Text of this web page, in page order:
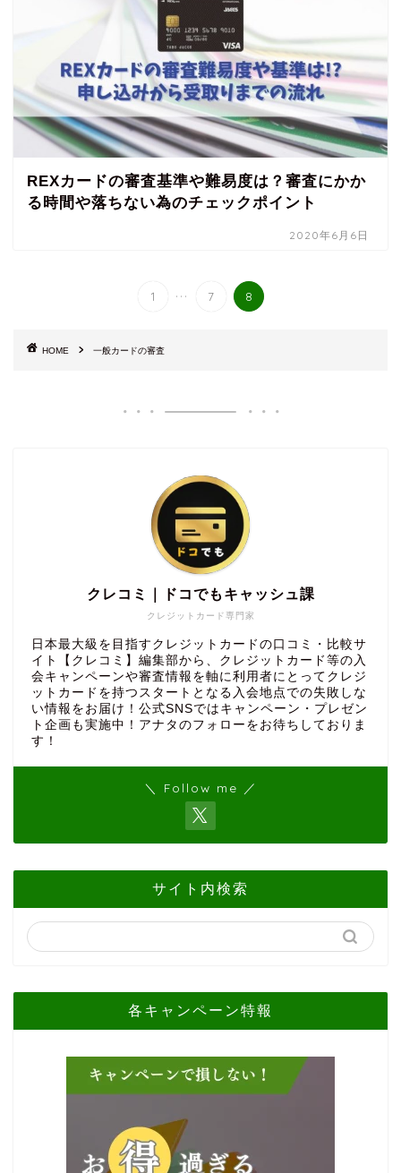
REXカードの審査基準や難易度は？審査にかか
る時間や落ちない為のチェックポイント
2020年6月6日
1 ... 7 8
HOME 一般カードの審査
クレジットカード専門家
クレコミ｜ドコでもキャッシュ課
日本最大級を目指すクレジットカードの口コミ・比較サ
イト【クレコミ】編集部から、クレジットカード等の入
会キャンペーンや審査情報を軸に利用者にとってクレジ
ットカードを持つスタートとなる入会地点での失敗しな
い情報をお届け！公式SNSではキャンペーン・プレゼン
ト企画も実施中！アナタのフォローをお待ちしておりま
す！
＼ Follow me ／
サイト内検索
各キャンペーン特報